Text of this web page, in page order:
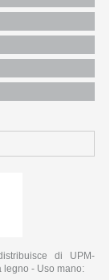
di UPM-
legno - Uso mano: